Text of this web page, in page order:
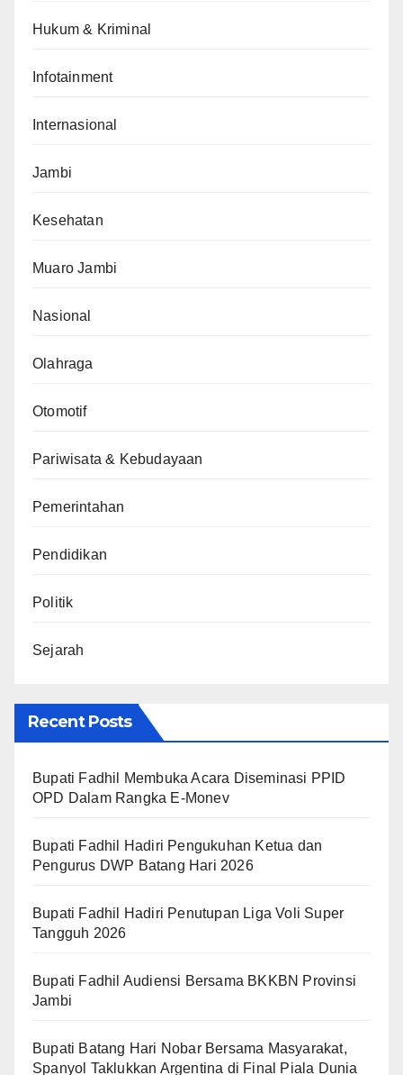
Hukum & Kriminal
Infotainment
Internasional
Jambi
Kesehatan
Muaro Jambi
Nasional
Olahraga
Otomotif
Pariwisata & Kebudayaan
Pemerintahan
Pendidikan
Politik
Sejarah
Recent Posts
Bupati Fadhil Membuka Acara Diseminasi PPID
OPD Dalam Rangka E-Monev
Bupati Fadhil Hadiri Pengukuhan Ketua dan
Pengurus DWP Batang Hari 2026
Bupati Fadhil Hadiri Penutupan Liga Voli Super
Tangguh 2026
Bupati Fadhil Audiensi Bersama BKKBN Provinsi
Jambi
Bupati Batang Hari Nobar Bersama Masyarakat,
Spanyol Taklukkan Argentina di Final Piala Dunia